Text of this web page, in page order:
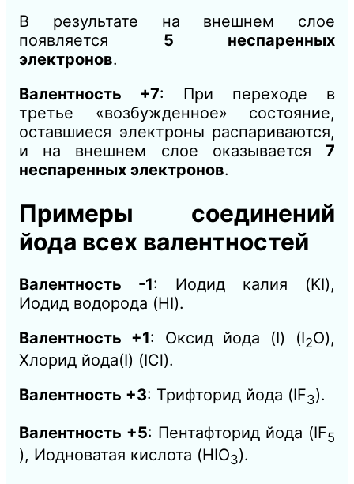
В результате на внешнем слое
появляется 5 неспаренных
электронов.
Валентность +7: При переходе в
третье «возбужденное» состояние,
оставшиеся электроны распариваются,
и на внешнем слое оказывается 7
неспаренных электронов.
Примеры соединений
йода всех валентностей
Валентность -1: Иодид калия (KI),
Иодид водорода (HI).
Валентность +1: Оксид йода (I) (I2​O),
Хлорид йода(I) (ICl).
Валентность +3: Трифторид йода (IF3​).
Валентность +5: Пентафторид йода (IF5
), Иодноватая кислота (HIO3​).